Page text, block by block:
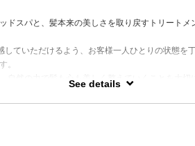
れてきた 天然のハーブ、ヘナを使用した施術を
言われている、アーユルヴェーダ、シロダーラの
ルド植物などの研究も趣味の一つです。
ドスパと、髪本来の美しさを取り戻すトリートメ
していただけるよう、お客様一人ひとりの状態を
。
See details